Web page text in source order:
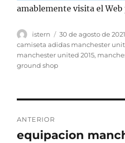
amablemente visita el Web
Autor
istern
Publicado
el
30 de agosto de 2021
camiseta adidas manchester
manchester united 2015,
ground shop
de
ANTERIOR
Entrada
equipacion